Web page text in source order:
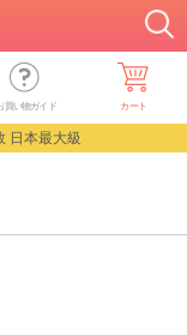
買い物ガイド カート
日本最大級